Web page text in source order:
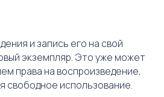
и запись его на свой
экземпляр. Это уже может
права на воспроизведение,
свободное использование.